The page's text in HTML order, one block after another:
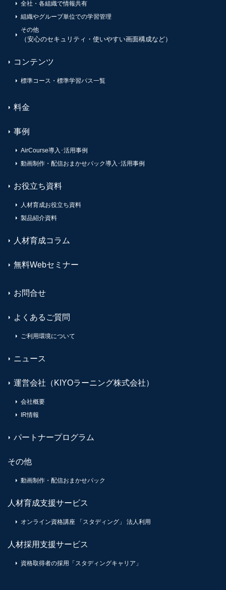
全社・各組織で情報共有
組織やグループ単位での学習管理
その他
（安心のセキュリティ・使いやすい画面構成など）
コンテンツ
標準コース・標準学習パス一覧
料金
事例
AirCourse導入･活用事例
動画制作・配信おまかせパック導入･活用事例
お役立ち資料
人材育成お役立ち資料
製品紹介資料
人材育成コラム
無料Webセミナー
お問合せ
よくあるご質問
ご利用環境について
ニュース
運営会社（KIYOラーニング株式会社）
会社概要
IR情報
パートナープログラム
その他
動画制作・配信おまかせパック
人材育成支援サービス
オンライン資格講座 「スタディング」 法人利用
人材採用支援サービス
資格取得者の採用「スタディングキャリア」